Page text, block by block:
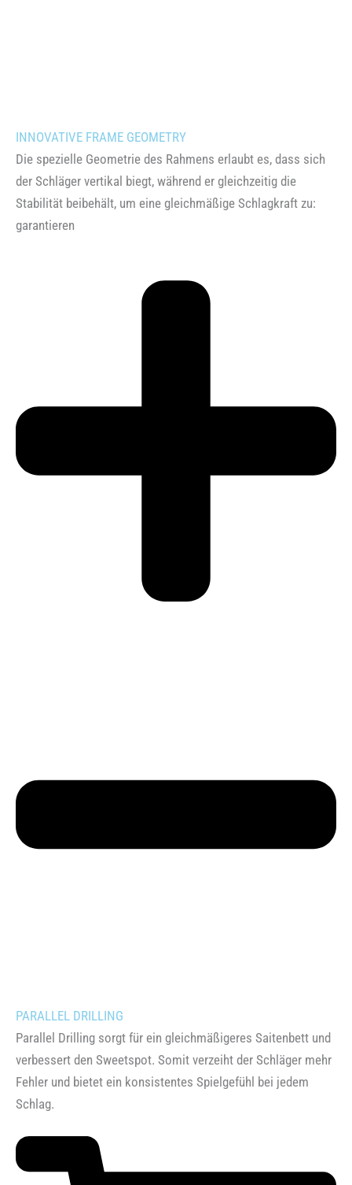
INNOVATIVE FRAME GEOMETRY
Die spezielle Geometrie des Rahmens erlaubt es, dass sich
der Schläger vertikal biegt, während er gleichzeitig die
Stabilität beibehält, um eine gleichmäßige Schlagkraft zu:
garantieren
PARALLEL DRILLING
Parallel Drilling sorgt für ein gleichmäßigeres Saitenbett und
verbessert den Sweetspot. Somit verzeiht der Schläger mehr
Fehler und bietet ein konsistentes Spielgefühl bei jedem
Schlag.